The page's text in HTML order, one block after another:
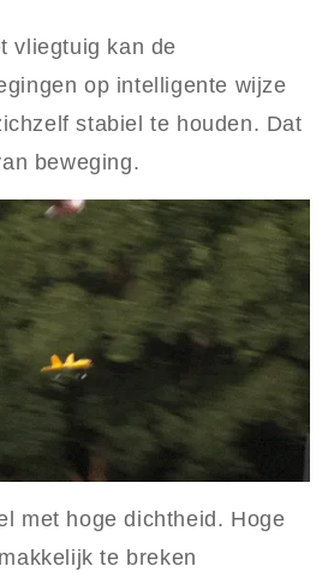
vliegtuig kan de
op intelligente wijze
stabiel te houden. Dat
beweging.
met hoge dichtheid. Hoge
te breken